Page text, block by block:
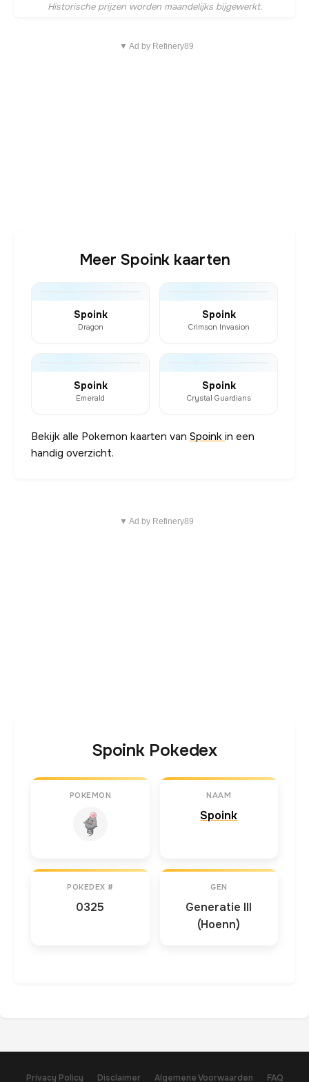
Historische prijzen worden maandelijks bijgewerkt.
▼ Ad by Refinery89
Meer Spoink kaarten
Spoink
Dragon
Spoink
Crimson Invasion
Spoink
Emerald
Spoink
Crystal Guardians
Bekijk alle Pokemon kaarten van Spoink in een
handig overzicht.
▼ Ad by Refinery89
Spoink Pokedex
POKEMON NAAM
Spoink
POKEDEX #
0325
GEN
Generatie III
(Hoenn)
Privacy Policy Disclaimer Algemene Voorwaarden FAQ